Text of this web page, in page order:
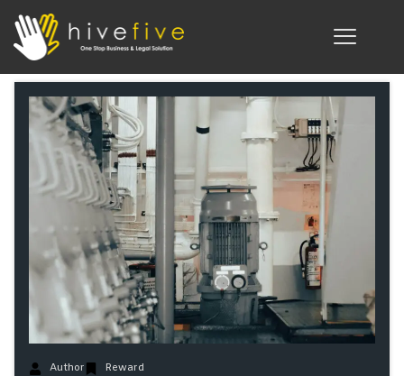
Author Reward